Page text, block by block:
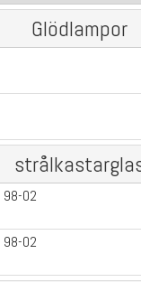
Glödlampor
02
02